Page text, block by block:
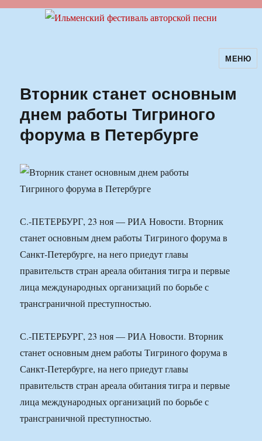
Ильменский фестиваль авторскойМЕНЮ
Вторник станет основным
днем работы Тигриного
форума в Петербурге
С.-ПЕТЕРБУРГ, 23 ноя — РИА Новости. Вторник
станет основным днем работы Тигриного форума в
Санкт-Петербурге, на него приедут главы
правительств стран ареала обитания тигра и первые
лица международных организаций по борьбе с
трансграничной преступностью.
С.-ПЕТЕРБУРГ, 23 ноя — РИА Новости. Вторник
станет основным днем работы Тигриного форума в
Санкт-Петербурге, на него приедут главы
правительств стран ареала обитания тигра и первые
лица международных организаций по борьбе с
трансграничной преступностью.